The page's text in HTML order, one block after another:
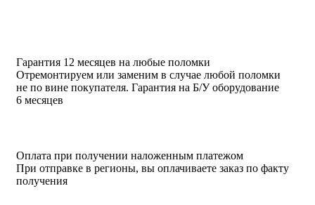
Гарантия 12 месяцев на любые поломки
Отремонтируем или заменим в случае любой поломки
не по вине покупателя. Гарантия на Б/У оборудование
6 месяцев
Оплата при получении наложенным платежом
При отправке в регионы, вы оплачиваете заказ по факту
получения